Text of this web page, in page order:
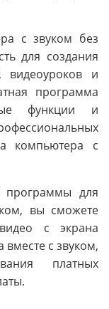
с звуком без
для создания
видеоуроков и
программа
функции и
компьютера с
для
вы сможете
с экрана
с звуком,
платных